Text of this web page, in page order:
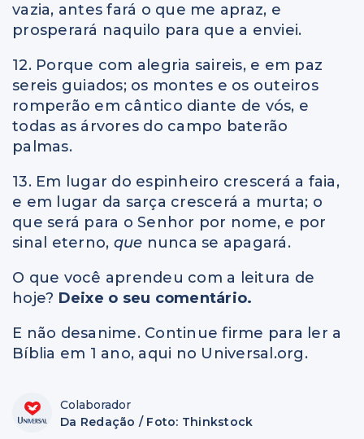
vazia, antes fará o que me apraz, e
prosperará naquilo para que a enviei.
12. Porque com alegria saireis, e em paz
sereis guiados; os montes e os outeiros
romperão em cântico diante de vós, e
todas as árvores do campo baterão
palmas.
13. Em lugar do espinheiro crescerá a faia,
e em lugar da sarça crescerá a murta; o
que será para o Senhor por nome, e por
sinal eterno, que nunca se apagará.
O que você aprendeu com a leitura de
hoje? Deixe o seu comentário.
E não desanime. Continue firme para ler a
Bíblia em 1 ano, aqui no Universal.org.
Colaborador
Da Redação / Foto: Thinkstock